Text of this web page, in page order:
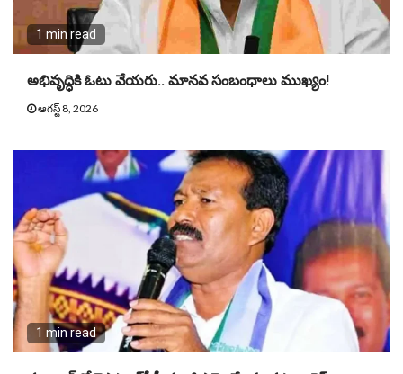
1 min read
అభివృద్ధికి ఓటు వేయరు.. మానవ సంబంధాలు ముఖ్యం!
ఆగస్ట్ 8, 2026
1 min read